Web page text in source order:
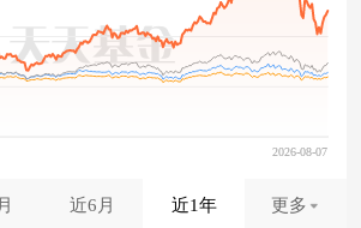
近6月 近1年 更多